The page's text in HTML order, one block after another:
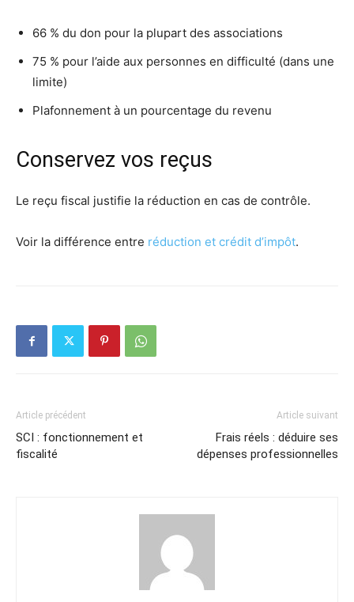
66 % du don pour la plupart des associations
75 % pour l’aide aux personnes en difficulté (dans une
limite)
Plafonnement à un pourcentage du revenu
Conservez vos reçus
Le reçu fiscal justifie la réduction en cas de contrôle.
Voir la différence entre réduction et crédit d’impôt.
Article précédent
SCI : fonctionnement et
fiscalité
Article suivant
Frais réels : déduire ses
dépenses professionnelles